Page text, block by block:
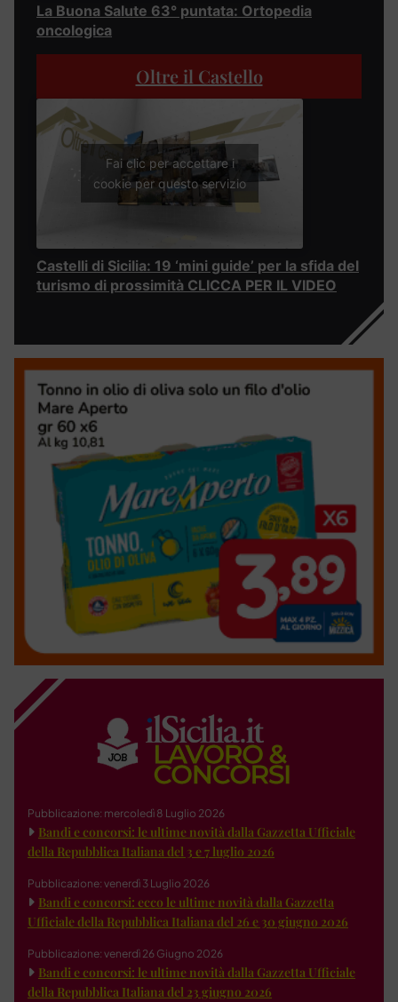
La Buona Salute 63° puntata: Ortopedia
oncologica
Oltre il Castello
Fai clic per accettare i
cookie per questo servizio
Castelli di Sicilia: 19 ‘mini guide’ per la sfida del
turismo di prossimità CLICCA PER IL VIDEO
Pubblicazione: mercoledì 8 Luglio 2026
Bandi e concorsi: le ultime novità dalla Gazzetta Ufficiale
della Repubblica Italiana del 3 e 7 luglio 2026
Pubblicazione: venerdì 3 Luglio 2026
Bandi e concorsi: ecco le ultime novità dalla Gazzetta
Ufficiale della Repubblica Italiana del 26 e 30 giugno 2026
Pubblicazione: venerdì 26 Giugno 2026
Bandi e concorsi: le ultime novità dalla Gazzetta Ufficiale
della Repubblica Italiana del 23 giugno 2026